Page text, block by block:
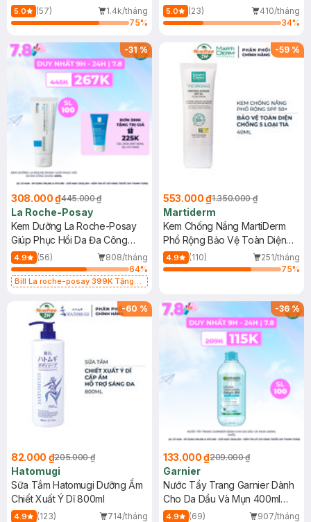
Dầu 500ml
5.0 (57)
1.4k/tháng
75%
(Mới)
5.0 (23)
410/tháng
34%
-31%
308.000 ₫445.000 ₫
La Roche-Posay
Kem Dưỡng La Roche-Posay
Giúp Phục Hồi Da Đa Công
Dụng 40ml
4.9 (56)
808/tháng
64%
Bill La roche-posay 399K Tặng
(SL có hạn)
-59 %
553.000 ₫1.350.000 ₫
Martiderm
Kem Chống Nắng MartiDerm
Phổ Rộng Bảo Vệ Toàn Diện
40ml
4.9 (110)
251/tháng
75%
-60 %
82.000 ₫205.000 ₫
Hatomugi
Sữa Tắm Hatomugi Dưỡng Ẩm
Chiết Xuất Ý Dĩ 800ml
4.9 (123)
714/tháng
-36%
133.000 ₫209.000 ₫
Garnier
Nước Tẩy Trang Garnier Dành
Cho Da Dầu Và Mụn 400ml
(Mới)
4.9 (69)
907/tháng